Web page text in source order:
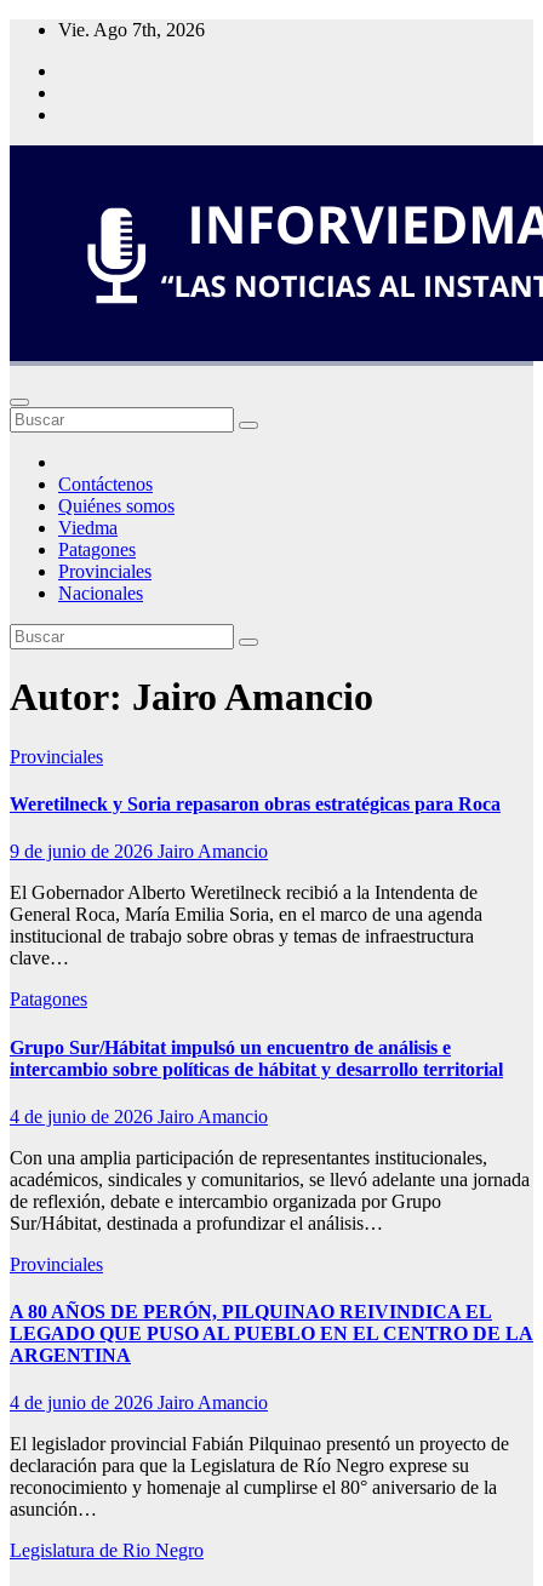
Saltar
contenido
Vie. Ago 7th, 2026
Contáctenos
Quiénes somos
Viedma
Patagones
Provinciales
Nacionales
Autor: Jairo Amancio
Provinciales
Weretilneck y Soria repasaron obras estratégicas para Roca
9 de junio de 2026 Jairo Amancio
El Gobernador Alberto Weretilneck recibió a la Intendenta de
General Roca, María Emilia Soria, en el marco de una agenda
institucional de trabajo sobre obras y temas de infraestructura
clave…
Patagones
Grupo Sur/Hábitat impulsó un encuentro de análisis e
intercambio sobre políticas de hábitat y desarrollo territorial
4 de junio de 2026 Jairo Amancio
Con una amplia participación de representantes institucionales,
académicos, sindicales y comunitarios, se llevó adelante una jornada
de reflexión, debate e intercambio organizada por Grupo
Sur/Hábitat, destinada a profundizar el análisis…
Provinciales
A 80 AÑOS DE PERÓN, PILQUINAO REIVINDICA EL
LEGADO QUE PUSO AL PUEBLO EN EL CENTRO DE LA
ARGENTINA
4 de junio de 2026 Jairo Amancio
El legislador provincial Fabián Pilquinao presentó un proyecto de
declaración para que la Legislatura de Río Negro exprese su
reconocimiento y homenaje al cumplirse el 80° aniversario de la
asunción…
Legislatura de Rio Negro